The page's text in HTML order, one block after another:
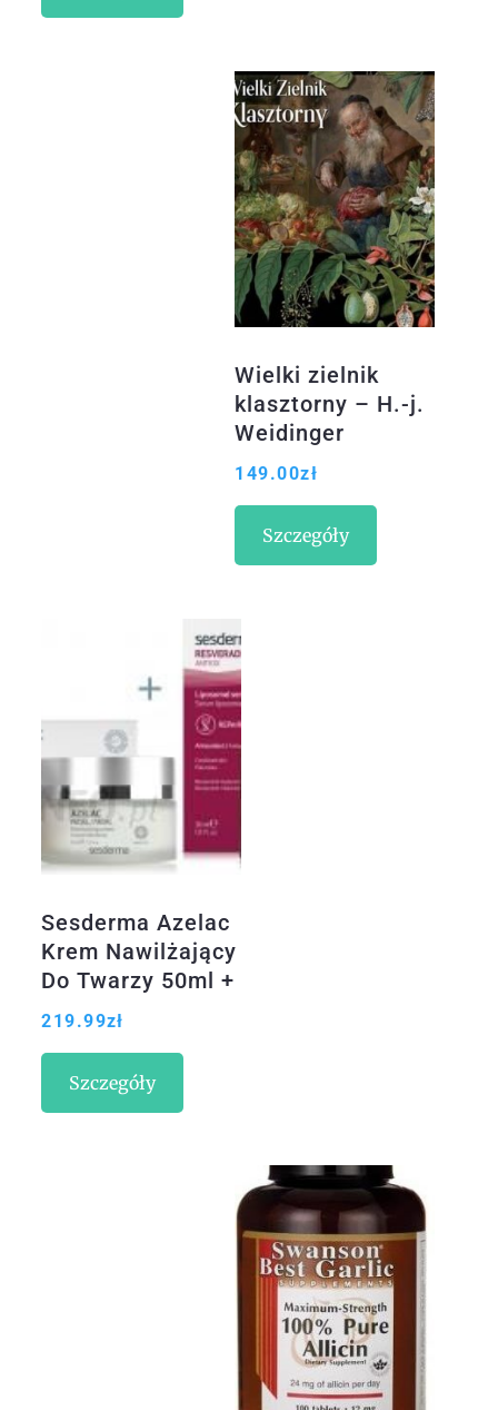
Wielki zielnik
klasztorny – H.-j.
Weidinger
149.00zł
Szczegóły
Sesderma Azelac
Krem Nawilżający
Do Twarzy 50ml +
Resveraderm
219.99zł
Szczegóły